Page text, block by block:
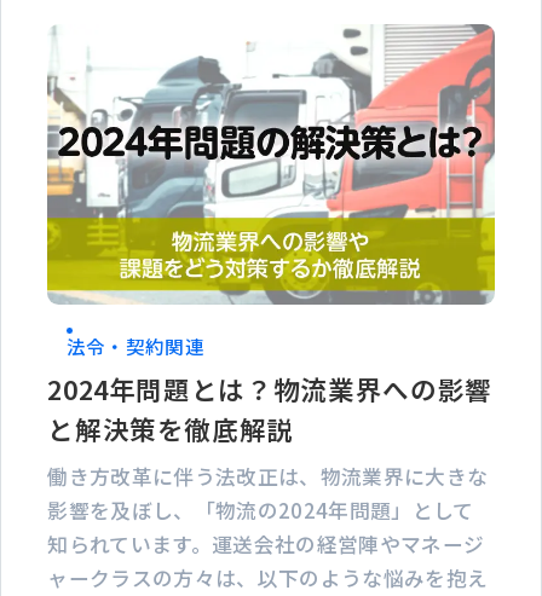
法令・契約関連
2024年問題とは？物流業界への影響
と解決策を徹底解説
働き方改革に伴う法改正は、物流業界に大きな
影響を及ぼし、「物流の2024年問題」として
知られています。運送会社の経営陣やマネージ
ャークラスの方々は、以下のような悩みを抱え